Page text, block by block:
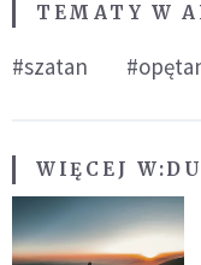
TEMATY W
#szatan
WIĘCEJ W: